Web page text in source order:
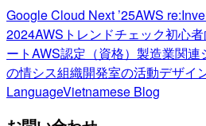
Google Cloud Next ’25AWS
2024AWSトレンドチェック初心
ートAWS認定（資格） 製造業関連
の情シス組織開発室の活動デザイ
LanguageVietnamese Blog